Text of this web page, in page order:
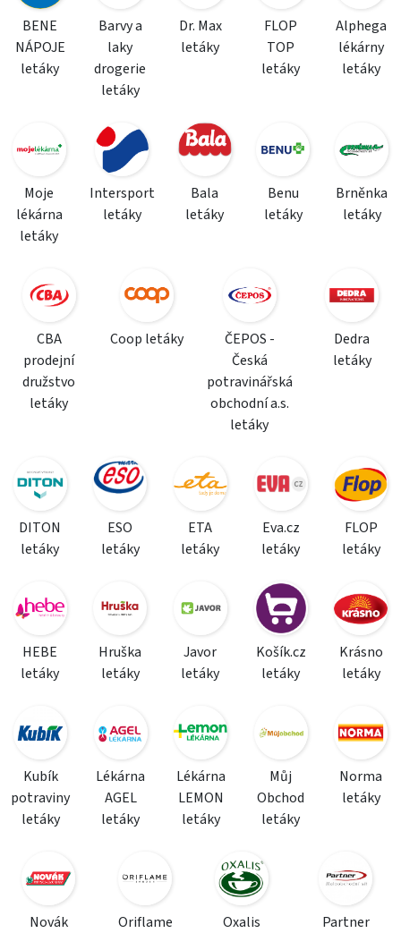
BENE
NÁPOJE
letáky
Barvy a
laky
drogerie
letáky
Dr. Max
letáky
FLOP
TOP
letáky
Alphega
lékárny
letáky
Moje
lékárna
letáky
Intersport
letáky
Bala
letáky
Benu
letáky
Brněnka
letáky
CBA
prodejní
družstvo
letáky
Coop letáky
ČEPOS -
Česká
potravinářská
obchodní a.s.
letáky
Dedra
letáky
DITON
letáky
ESO
letáky
ETA
letáky
Eva.cz
letáky
FLOP
letáky
HEBE
letáky
Hruška
letáky
Javor
letáky
Košík.cz
letáky
Krásno
letáky
Kubík
potraviny
letáky
Lékárna
AGEL
letáky
Lékárna
LEMON
letáky
Můj
Obchod
letáky
Norma
letáky
Novák
Oriflame
Oxalis
Partner